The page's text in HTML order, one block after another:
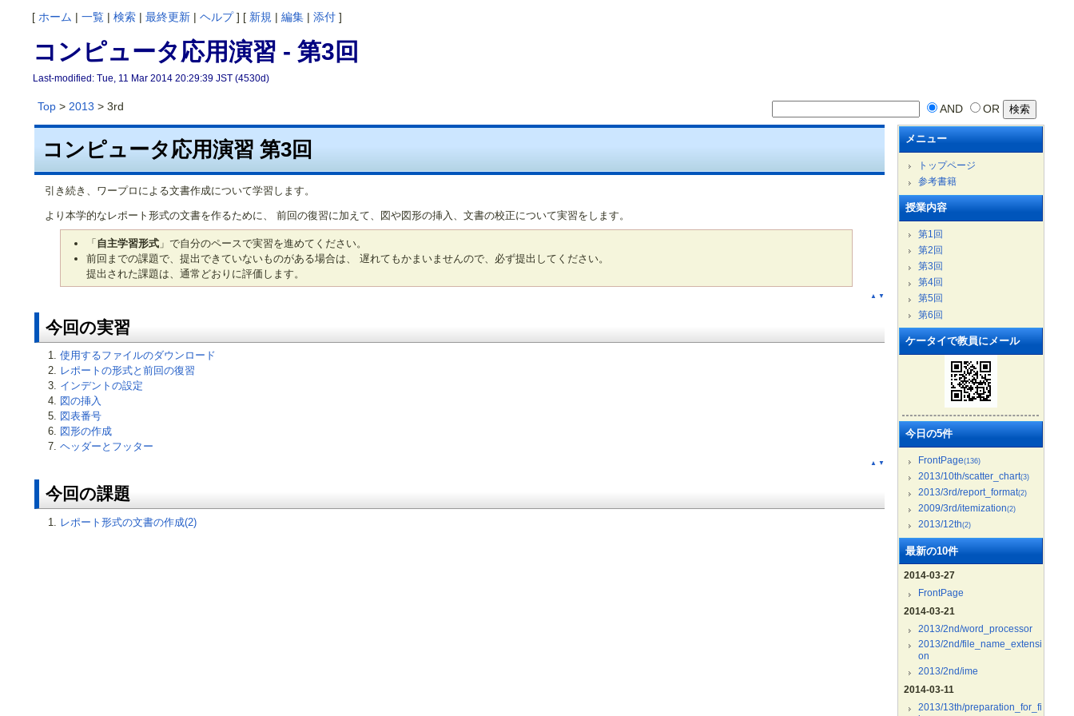
[ ホーム | 一覧| 検索| 最終更新| ヘルプ] [ 新規 | 編集| 添付]
コンピュータ応用演習 - 第3回
Last-modified: Tue, 11 Mar 2014 20:29:39 JST (4530d)
Top> 2013 > 3rd AND OR
コンピュータ応用演習 第3回
引き続き、ワープロによる文書作成について学習します。
より本学的なレポート形式の文書を作るために、 前回の復習に加えて、図や図形の挿入、文書の校正について実習をします。
「 自主学習形式」で自分のペースで実習を進めてください。
前回までの課題で、提出できていないものがある場合は、 遅れてもかまいませんので、必ず提出してください。
提出された課題は、通常どおりに評価します。
▲ ▼
今回の実習
使用するファイルのダウンロード
レポートの形式と前回の復習
インデントの設定
図の挿入
図表番号
図形の作成
ヘッダーとフッター
▲ ▼
今回の課題
レポート形式の文書の作成(2)
メニュー
トップページ
参考書籍
授業内容
第1回
第2回
第3回
第4回
第5回
第6回
ケータイで教員にメール
今日の5件
FrontPage(136)
2013/10th/scatter_chart(3)
2013/3rd/report_format(2)
2009/3rd/itemization(2)
2013/12th(2)
最新の10件
2014-03-27
FrontPage
2014-03-21
2013/2nd/word_processor
2013/2nd/file_name_extensi
on
2013/2nd/ime
2014-03-11
2013/13th/preparation_for_fi